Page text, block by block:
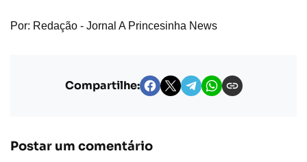
Por: Redação - Jornal A Princesinha News
Compartilhe:
Postar um comentário